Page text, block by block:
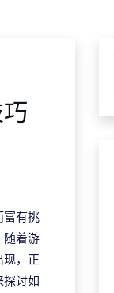
富有挑
随着游
，正
讨如